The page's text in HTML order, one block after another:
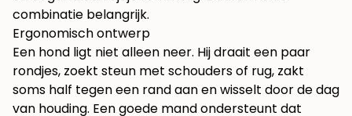
combinatie belangrijk.
Ergonomisch ontwerp
Een hond ligt niet alleen neer. Hij draait een paar
rondjes, zoekt steun met schouders of rug, zakt
soms half tegen een rand aan en wisselt door de dag
van houding. Een goede mand ondersteunt dat